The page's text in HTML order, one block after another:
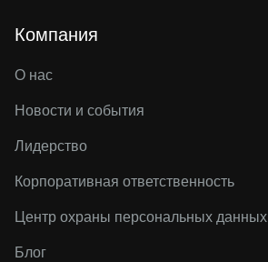
Компания
О нас
Новости и события
Лидерство
Корпоративная ответственность
Центр охраны персональных данных
Блог